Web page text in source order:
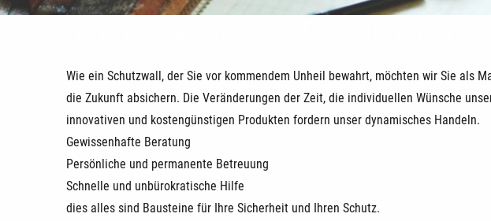
Wie ein Schutzwall, der Sie vor kommendem Unheil bewahrt, möchten wir Sie als
die Zukunft absichern. Die Veränderungen der Zeit, die individuellen Wünsche
innovativen und kostengünstigen Produkten fordern unser dynamisches Handeln.
Gewissenhafte Beratung
Persönliche und permanente Betreuung
Schnelle und unbürokratische Hilfe
dies alles sind Bausteine für Ihre Sicherheit und Ihren Schutz.